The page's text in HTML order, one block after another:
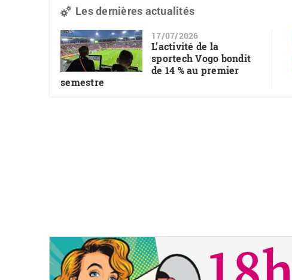
Les dernières actualités
17/07/2026
L’activité de la
sportech Vogo bondit
de 14 % au premier
semestre